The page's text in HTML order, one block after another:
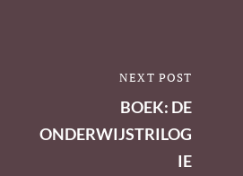
Berichtnavigatie
NEXT POST
BOEK: DE
ONDERWIJSTRILOG
IE